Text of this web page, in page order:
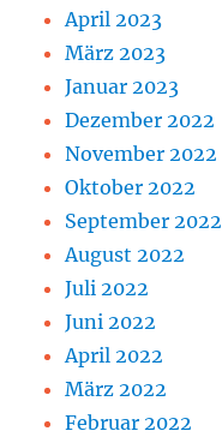
April 2023
März 2023
Januar 2023
Dezember 2022
November 2022
Oktober 2022
September 2022
August 2022
Juli 2022
Juni 2022
April 2022
März 2022
Februar 2022